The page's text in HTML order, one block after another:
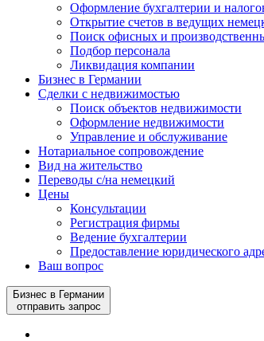
Оформление бухгалтерии и
Открытие счетов в ведущих
Поиск офисных и
Подбор персонала
Ликвидация компании
Бизнес в Германии
Сделки с недвижимостью
Поиск объектов недвижимости
Оформление недвижимости
Управление и обслуживание
Нотариальное сопровождение
Вид на жительство
Переводы с/на немецкий
Цены
Консультации
Регистрация фирмы
Ведение бухгалтерии
Предоставление юридического
Ваш вопрос
Бизнес в Германии
отправить запрос